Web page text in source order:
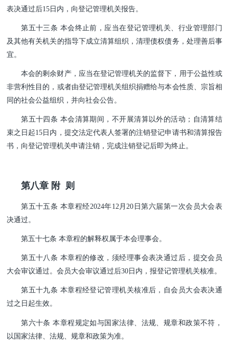
表决通过后15日内，向登记管理机关报告。
第五十三条 本会终止前，应当在登记管理机关、行业管理部门
及其他有关机关的指导下成立清算组织，清理债权债务，处理善后事
宜。
本会的剩余财产，应当在登记管理机关的监督下，用于公益性或
非营利性目的，或者由登记管理机关组织捐赠给与本会性质、宗旨相
同的社会公益组织，并向社会公告。
第五十四条 本会清算期间，不开展清算以外的活动；自清算结
束之日起15日内，提交法定代表人签署的注销登记申请书和清算报告
书，向登记管理机关申请注销，完成注销登记后即为终止。
第八章 附 则
第五十五条 本章程经2024年12月20日第六届第一次会员大会表
决通过。
第五十七条本章程的解释权属于本会理事会。
第五十八条 本章程的修改，须经理事会表决通过后，提交会员
大会审议通过。会员大会审议通过后30日内，报登记管理机关核准。
第五十九条 本章程经登记管理机关核准后，自会员大会表决通
过之日起生效。
第六十条 本章程规定如与国家法律、法规、规章和政策不符，
以国家法律、法规、规章和政策为准。